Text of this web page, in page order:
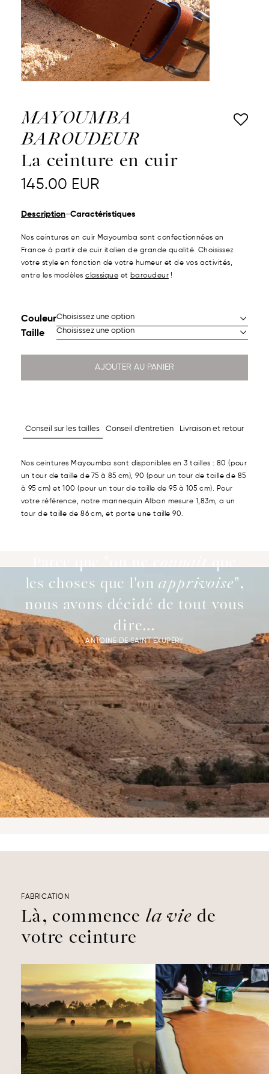
MAYOUMBA
BAROUDEUR
La ceinture en cuir
145.00 EUR
Description-Caractéristiques
Nos ceintures en cuir Mayoumba sont confectionnées en
France à partir de cuir italien de grande qualité. Choisissez
votre style en fonction de votre humeur et de vos activités,
entre les modèlesclassique et baroudeur !
Couleur
Taille
AJOUTER AU PANIER
Conseil sur les tailles Conseil d'entretien Livraison et retour
Nos ceintures Mayoumba sont disponibles en 3 tailles : 80 (pour
un tour de taille de 75 à 85 cm), 90 (pour un tour de taille de 85
à 95 cm) et 100 (pour un tour de taille de 95 à 105 cm). Pour
votre référence, notre mannequin Alban mesure 1,83m, a un
tour de taille de 86 cm, et porte une taille 90.
Parce que "on neconnaitque
les choses que l'onapprivoise",
nous avons décidé de tout vous
dire...
ANTOINE DE SAINT EXUPÉRY
FABRICATION
Là, commence la vie de
votre ceinture